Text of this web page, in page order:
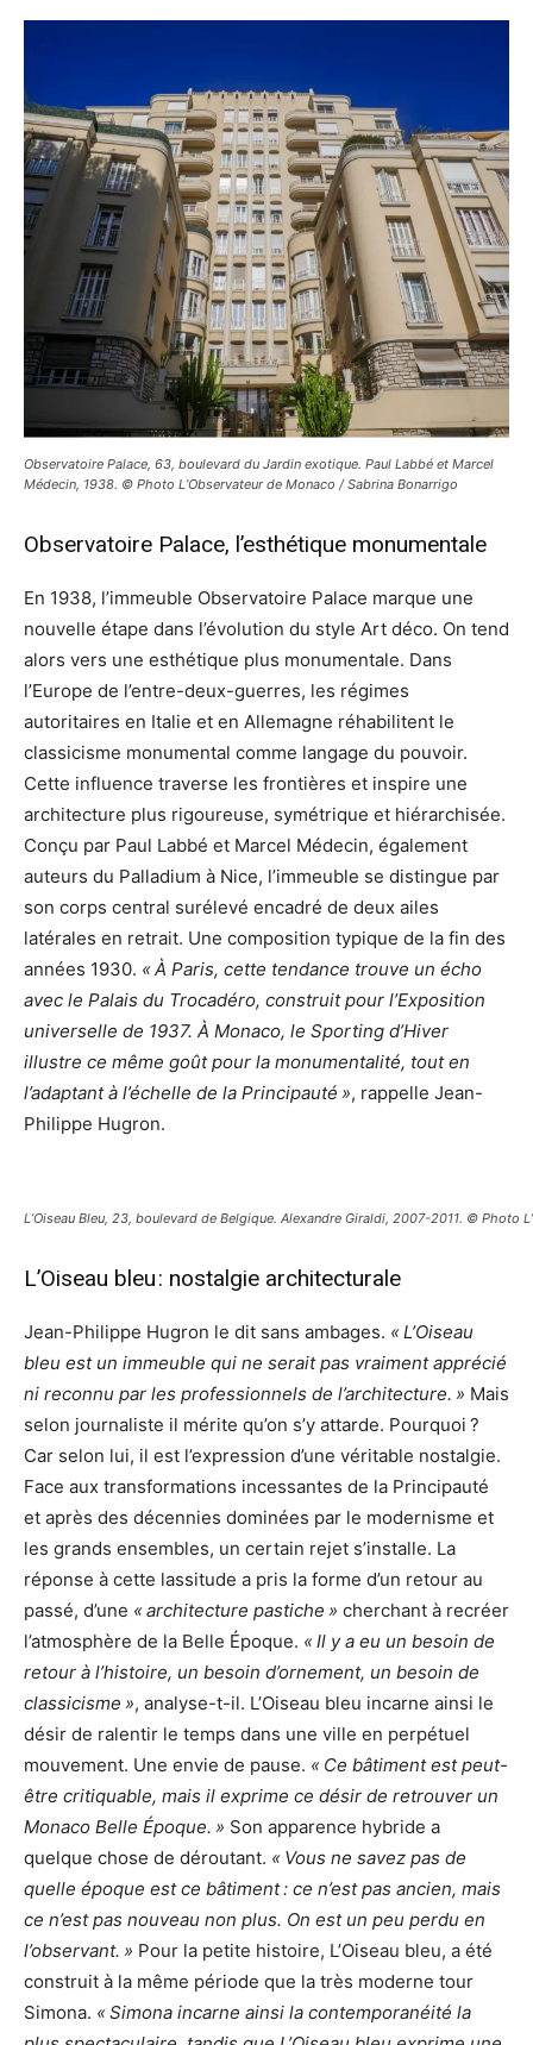
Observatoire Palace, 63, boulevard du Jardin exotique. Paul Labbé et Marcel
Médecin, 1938. © Photo L’Observateur de Monaco / Sabrina Bonarrigo
Observatoire Palace, l’esthétique monumentale
En 1938, l’immeuble Observatoire Palace marque une
nouvelle étape dans l’évolution du style Art déco. On tend
alors vers une esthétique plus monumentale. Dans
l’Europe de l’entre-deux-guerres, les régimes
autoritaires en Italie et en Allemagne réhabilitent le
classicisme monumental comme langage du pouvoir.
Cette influence traverse les frontières et inspire une
architecture plus rigoureuse, symétrique et hiérarchisée.
Conçu par Paul Labbé et Marcel Médecin, également
auteurs du Palladium à Nice, l’immeuble se distingue par
son corps central surélevé encadré de deux ailes
latérales en retrait. Une composition typique de la fin des
années 1930. « À Paris, cette tendance trouve un écho
avec le Palais du Trocadéro, construit pour l’Exposition
universelle de 1937. À Monaco, le Sporting d’Hiver
illustre ce même goût pour la monumentalité, tout en
l’adaptant à l’échelle de la Principauté », rappelle Jean-
Philippe Hugron.
L’Oiseau Bleu, 23, boulevard de Belgique. Alexandre Giraldi, 2007-2011. © Photo
L’Oiseau bleu : nostalgie architecturale
Jean-Philippe Hugron le dit sans ambages. « L’Oiseau
bleu est un immeuble qui ne serait pas vraiment apprécié
ni reconnu par les professionnels de l’architecture. » Mais
selon journaliste il mérite qu’on s’y attarde. Pourquoi ?
Car selon lui, il est l’expression d’une véritable nostalgie.
Face aux transformations incessantes de la Principauté
et après des décennies dominées par le modernisme et
les grands ensembles, un certain rejet s’installe. La
réponse à cette lassitude a pris la forme d’un retour au
passé, d’une « architecture pastiche » cherchant à recréer
l’atmosphère de la Belle Époque. « Il y a eu un besoin de
retour à l’histoire, un besoin d’ornement, un besoin de
classicisme », analyse-t-il. L’Oiseau bleu incarne ainsi le
désir de ralentir le temps dans une ville en perpétuel
mouvement. Une envie de pause. « Ce bâtiment est peut-
être critiquable, mais il exprime ce désir de retrouver un
Monaco Belle Époque. » Son apparence hybride a
quelque chose de déroutant. « Vous ne savez pas de
quelle époque est ce bâtiment : ce n’est pas ancien, mais
ce n’est pas nouveau non plus. On est un peu perdu en
l’observant. » Pour la petite histoire, L’Oiseau bleu, a été
construit à la même période que la très moderne tour
Simona. « Simona incarne ainsi la contemporanéité la